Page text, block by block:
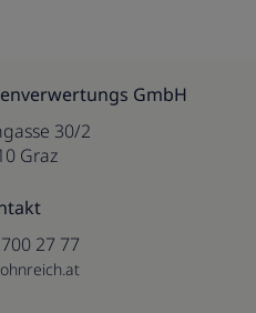
GmbH
30/2
Graz
27 77